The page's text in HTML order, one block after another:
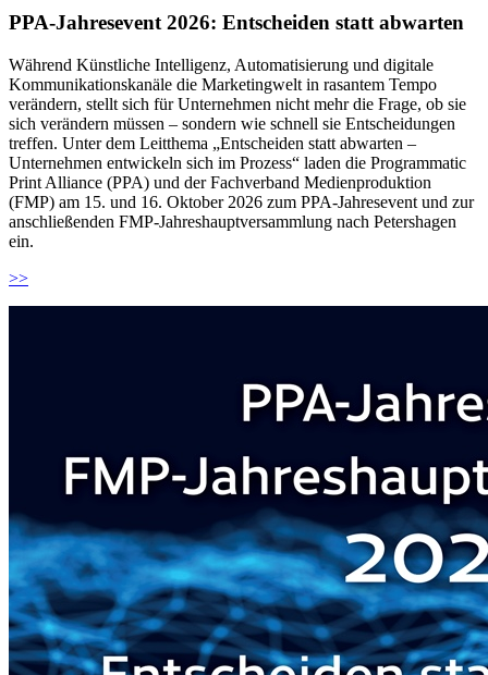
PPA-Jahresevent 2026: Entscheiden statt abwarten
Während Künstliche Intelligenz, Automatisierung und digitale
Kommunikationskanäle die Marketingwelt in rasantem Tempo
verändern, stellt sich für Unternehmen nicht mehr die Frage, ob sie
sich verändern müssen – sondern wie schnell sie Entscheidungen
treffen. Unter dem Leitthema „Entscheiden statt abwarten –
Unternehmen entwickeln sich im Prozess“ laden die Programmatic
Print Alliance (PPA) und der Fachverband Medienproduktion
(FMP) am 15. und 16. Oktober 2026 zum PPA-Jahresevent und zur
anschließenden FMP-Jahreshauptversammlung nach Petershagen
ein.
>>